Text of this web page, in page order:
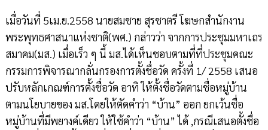
เมื่อวันที่ 5เม.ย.2558 นายสมชาย สุรชาตรี โฆษกสำนักงาน
พระพุทธศาสนาแห่งชาติ(พศ.) กล่าวว่า จากการประชุมมหาเถร
สมาคม(มส.) เมื่อเร็ว ๆ นี้ มส.ได้เห็นชอบตามที่ที่ประชุมคณะ
กรรมการพิจารณากลั่นกรองการตั้งชื่อวัด ครั้งที่ 1/ 2558 เสนอ
ปรับหลักเกณฑ์การตั้งชื่อวัด อาทิ ให้ตั้งชื่อวัดตามชื่อหมู่บ้าน
ตามนโยบายของ มส.โดยให้ตัดคำว่า “บ้าน” ออก ยกเว้นชื่อ
หมู่บ้านที่มีพยางค์เดียว ให้ใช้คำว่า “บ้าน” ได้ ,กรณีเสนอตั้งชื่อ